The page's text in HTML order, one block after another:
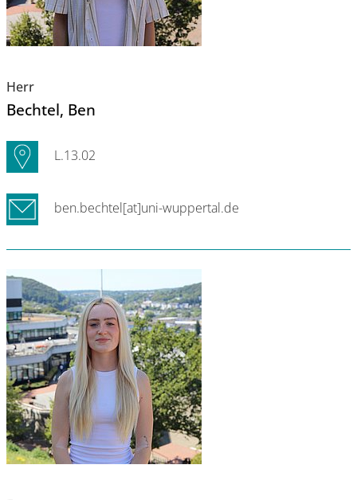
Herr
Bechtel, Ben
L.13.02
ben.bechtel[at]uni-wuppertal.de